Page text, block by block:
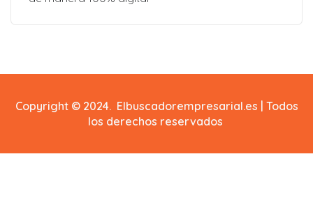
Copyright © 2024. Elbuscadorempresarial.es | Todos
los derechos reservados